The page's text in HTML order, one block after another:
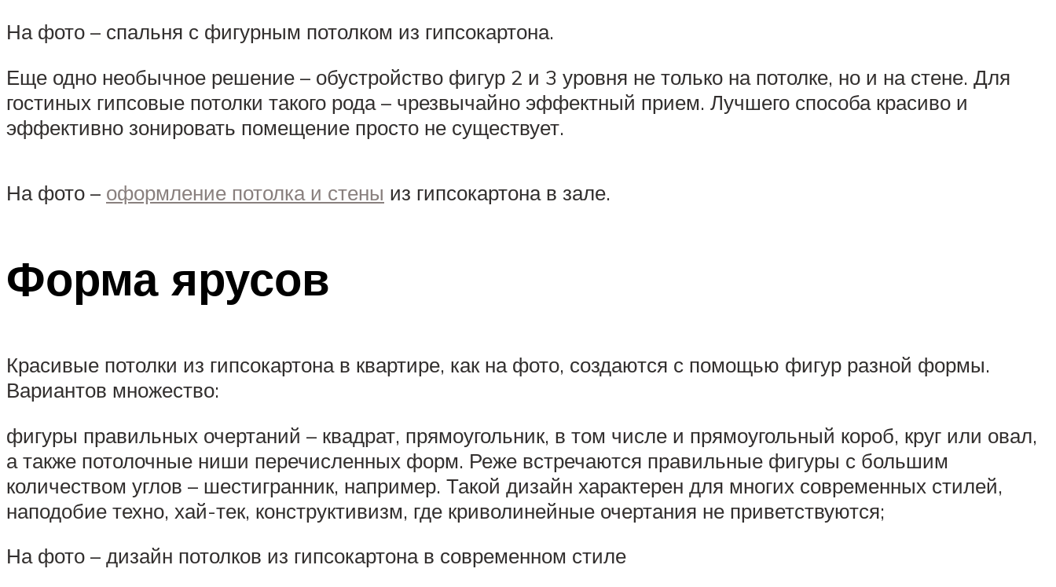
На фото – спальня с фигурным потолком из гипсокартона.
Еще одно необычное решение – обустройство фигур 2 и 3 уровня не только на потолке, но и на стене. Для
гостиных гипсовые потолки такого рода – чрезвычайно эффектный прием. Лучшего способа красиво и
эффективно зонировать помещение просто не существует.
На фото – оформление потолка и стены из гипсокартона в зале.
Форма ярусов
Красивые потолки из гипсокартона в квартире, как на фото, создаются с помощью фигур разной формы.
Вариантов множество:
фигуры правильных очертаний – квадрат, прямоугольник, в том числе и прямоугольный короб, круг или овал,
а также потолочные ниши перечисленных форм. Реже встречаются правильные фигуры с большим
количеством углов – шестигранник, например. Такой дизайн характерен для многих современных стилей,
наподобие техно, хай-тек, конструктивизм, где криволинейные очертания не приветствуются;
На фото – дизайн потолков из гипсокартона в современном стиле